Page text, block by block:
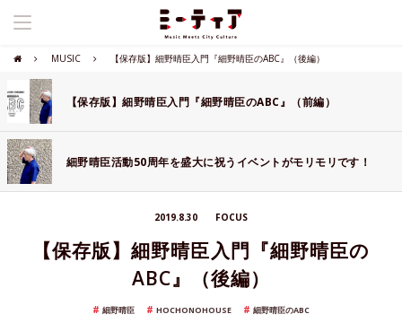
MUSIC 【保存版】細野晴臣入門『細野晴臣のABC』（後編）
【保存版】細野晴臣入門『細野晴臣のABC』（前編）
細野晴臣活動50周年を盛大に祝うイベントがモリモリです！
2019.8.30 FOCUS
【保存版】細野晴臣入門『細野晴臣の
ABC』（後編）
細野晴臣 HOCHONOHOUSE 細野晴臣のABC